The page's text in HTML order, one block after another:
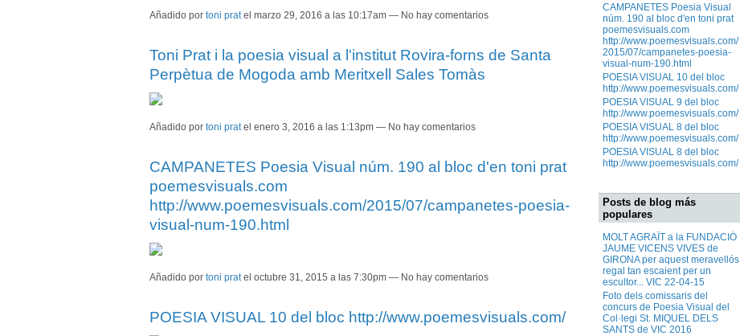
Añadido por toni pratel marzo 29, 2016 a las 10:17am — No hay comentarios
Toni Prat i la poesia visual a l'institut Rovira-forns de Santa
Perpètua de Mogoda amb Meritxell Sales Tomàs
Añadido por toni pratel enero 3, 2016 a las 1:13pm — No hay comentarios
CAMPANETES Poesia Visual núm. 190 al bloc d'en toni prat
poemesvisuals.com
http://www.poemesvisuals.com/2015/07/campanetes-poesia-
visual-num-190.html
Añadido por toni pratel octubre 31, 2015 a las 7:30pm — No hay comentarios
POESIA VISUAL 10 del bloc http://www.poemesvisuals.com/
CAMPANETES Poesia Visual
núm. 190 al bloc d'en toni prat
poemesvisuals.com
http://www.poemesvisuals.com/
2015/07/campanetes-poesia-
visual-num-190.html
POESIA VISUAL 10 del bloc
http://www.poemesvisuals.com/
POESIA VISUAL 9 del bloc
http://www.poemesvisuals.com/
POESIA VISUAL 8 del bloc
http://www.poemesvisuals.com/
POESIA VISUAL 8 del bloc
http://www.poemesvisuals.com/
Posts de blog más
populares
MOLT AGRAÏT a la FUNDACIÓ
JAUME VICENS VIVES de
GIRONA per aquest meravellós
regal tan escaient per un
escultor... VIC 22-04-15
Foto dels comissaris del
concurs de Poesia Visual del
Col·legi St. MIQUEL DELS
SANTS de VIC 2016